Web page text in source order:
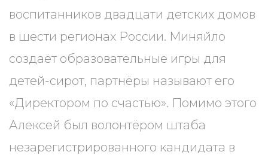
воспитанников двадцати детских домов
в шести регионах России. Миняйло
создаёт образовательные игры для
детей-сирот, партнёры называют его
«Директором по счастью». Помимо этого
Алексей был волонтёром штаба
незарегистрированного кандидата в